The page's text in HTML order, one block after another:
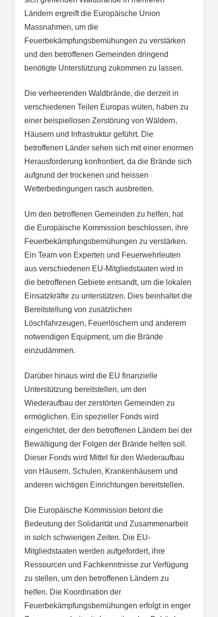
Ländern ergreift die Europäische Union
Massnahmen, um die
Feuerbekämpfungsbemühungen zu verstärken
und den betroffenen Gemeinden dringend
benötigte Unterstützung zukommen zu lassen.
Die verheerenden Waldbrände, die derzeit in
verschiedenen Teilen Europas wüten, haben zu
einer beispiellosen Zerstörung von Wäldern,
Häusern und Infrastruktur geführt. Die
betroffenen Länder sehen sich mit einer enormen
Herausforderung konfrontiert, da die Brände sich
aufgrund der trockenen und heissen
Wetterbedingungen rasch ausbreiten.
Um den betroffenen Gemeinden zu helfen, hat
die Europäische Kommission beschlossen, ihre
Feuerbekämpfungsbemühungen zu verstärken.
Ein Team von Experten und Feuerwehrleuten
aus verschiedenen EU-Mitgliedstaaten wird in
die betroffenen Gebiete entsandt, um die lokalen
Einsatzkräfte zu unterstützen. Dies beinhaltet die
Bereitstellung von zusätzlichen
Löschfahrzeugen, Feuerlöschern und anderem
notwendigen Equipment, um die Brände
einzudämmen.
Darüber hinaus wird die EU finanzielle
Unterstützung bereitstellen, um den
Wiederaufbau der zerstörten Gemeinden zu
ermöglichen. Ein spezieller Fonds wird
eingerichtet, der den betroffenen Ländern bei der
Bewältigung der Folgen der Brände helfen soll.
Dieser Fonds wird Mittel für den Wiederaufbau
von Häusern, Schulen, Krankenhäusern und
anderen wichtigen Einrichtungen bereitstellen.
Die Europäische Kommission betont die
Bedeutung der Solidarität und Zusammenarbeit
in solch schwierigen Zeiten. Die EU-
Mitgliedstaaten werden aufgefordert, ihre
Ressourcen und Fachkenntnisse zur Verfügung
zu stellen, um den betroffenen Ländern zu
helfen. Die Koordination der
Feuerbekämpfungsbemühungen erfolgt in enger